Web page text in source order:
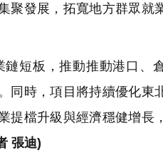
聚發展，拓寬地方群眾就
短板，推動推動港口、
同時，項目將持續優化東
提檔升級與經濟穩健增長
張迪)